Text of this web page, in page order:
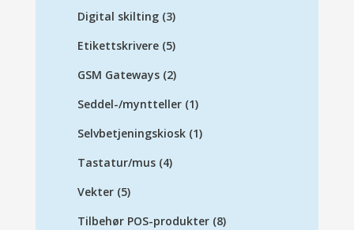
Digital skilting (3)
Etikettskrivere (5)
GSM Gateways (2)
Seddel-/myntteller (1)
Selvbetjeningskiosk (1)
Tastatur/mus (4)
Vekter (5)
Tilbehør POS-produkter (8)